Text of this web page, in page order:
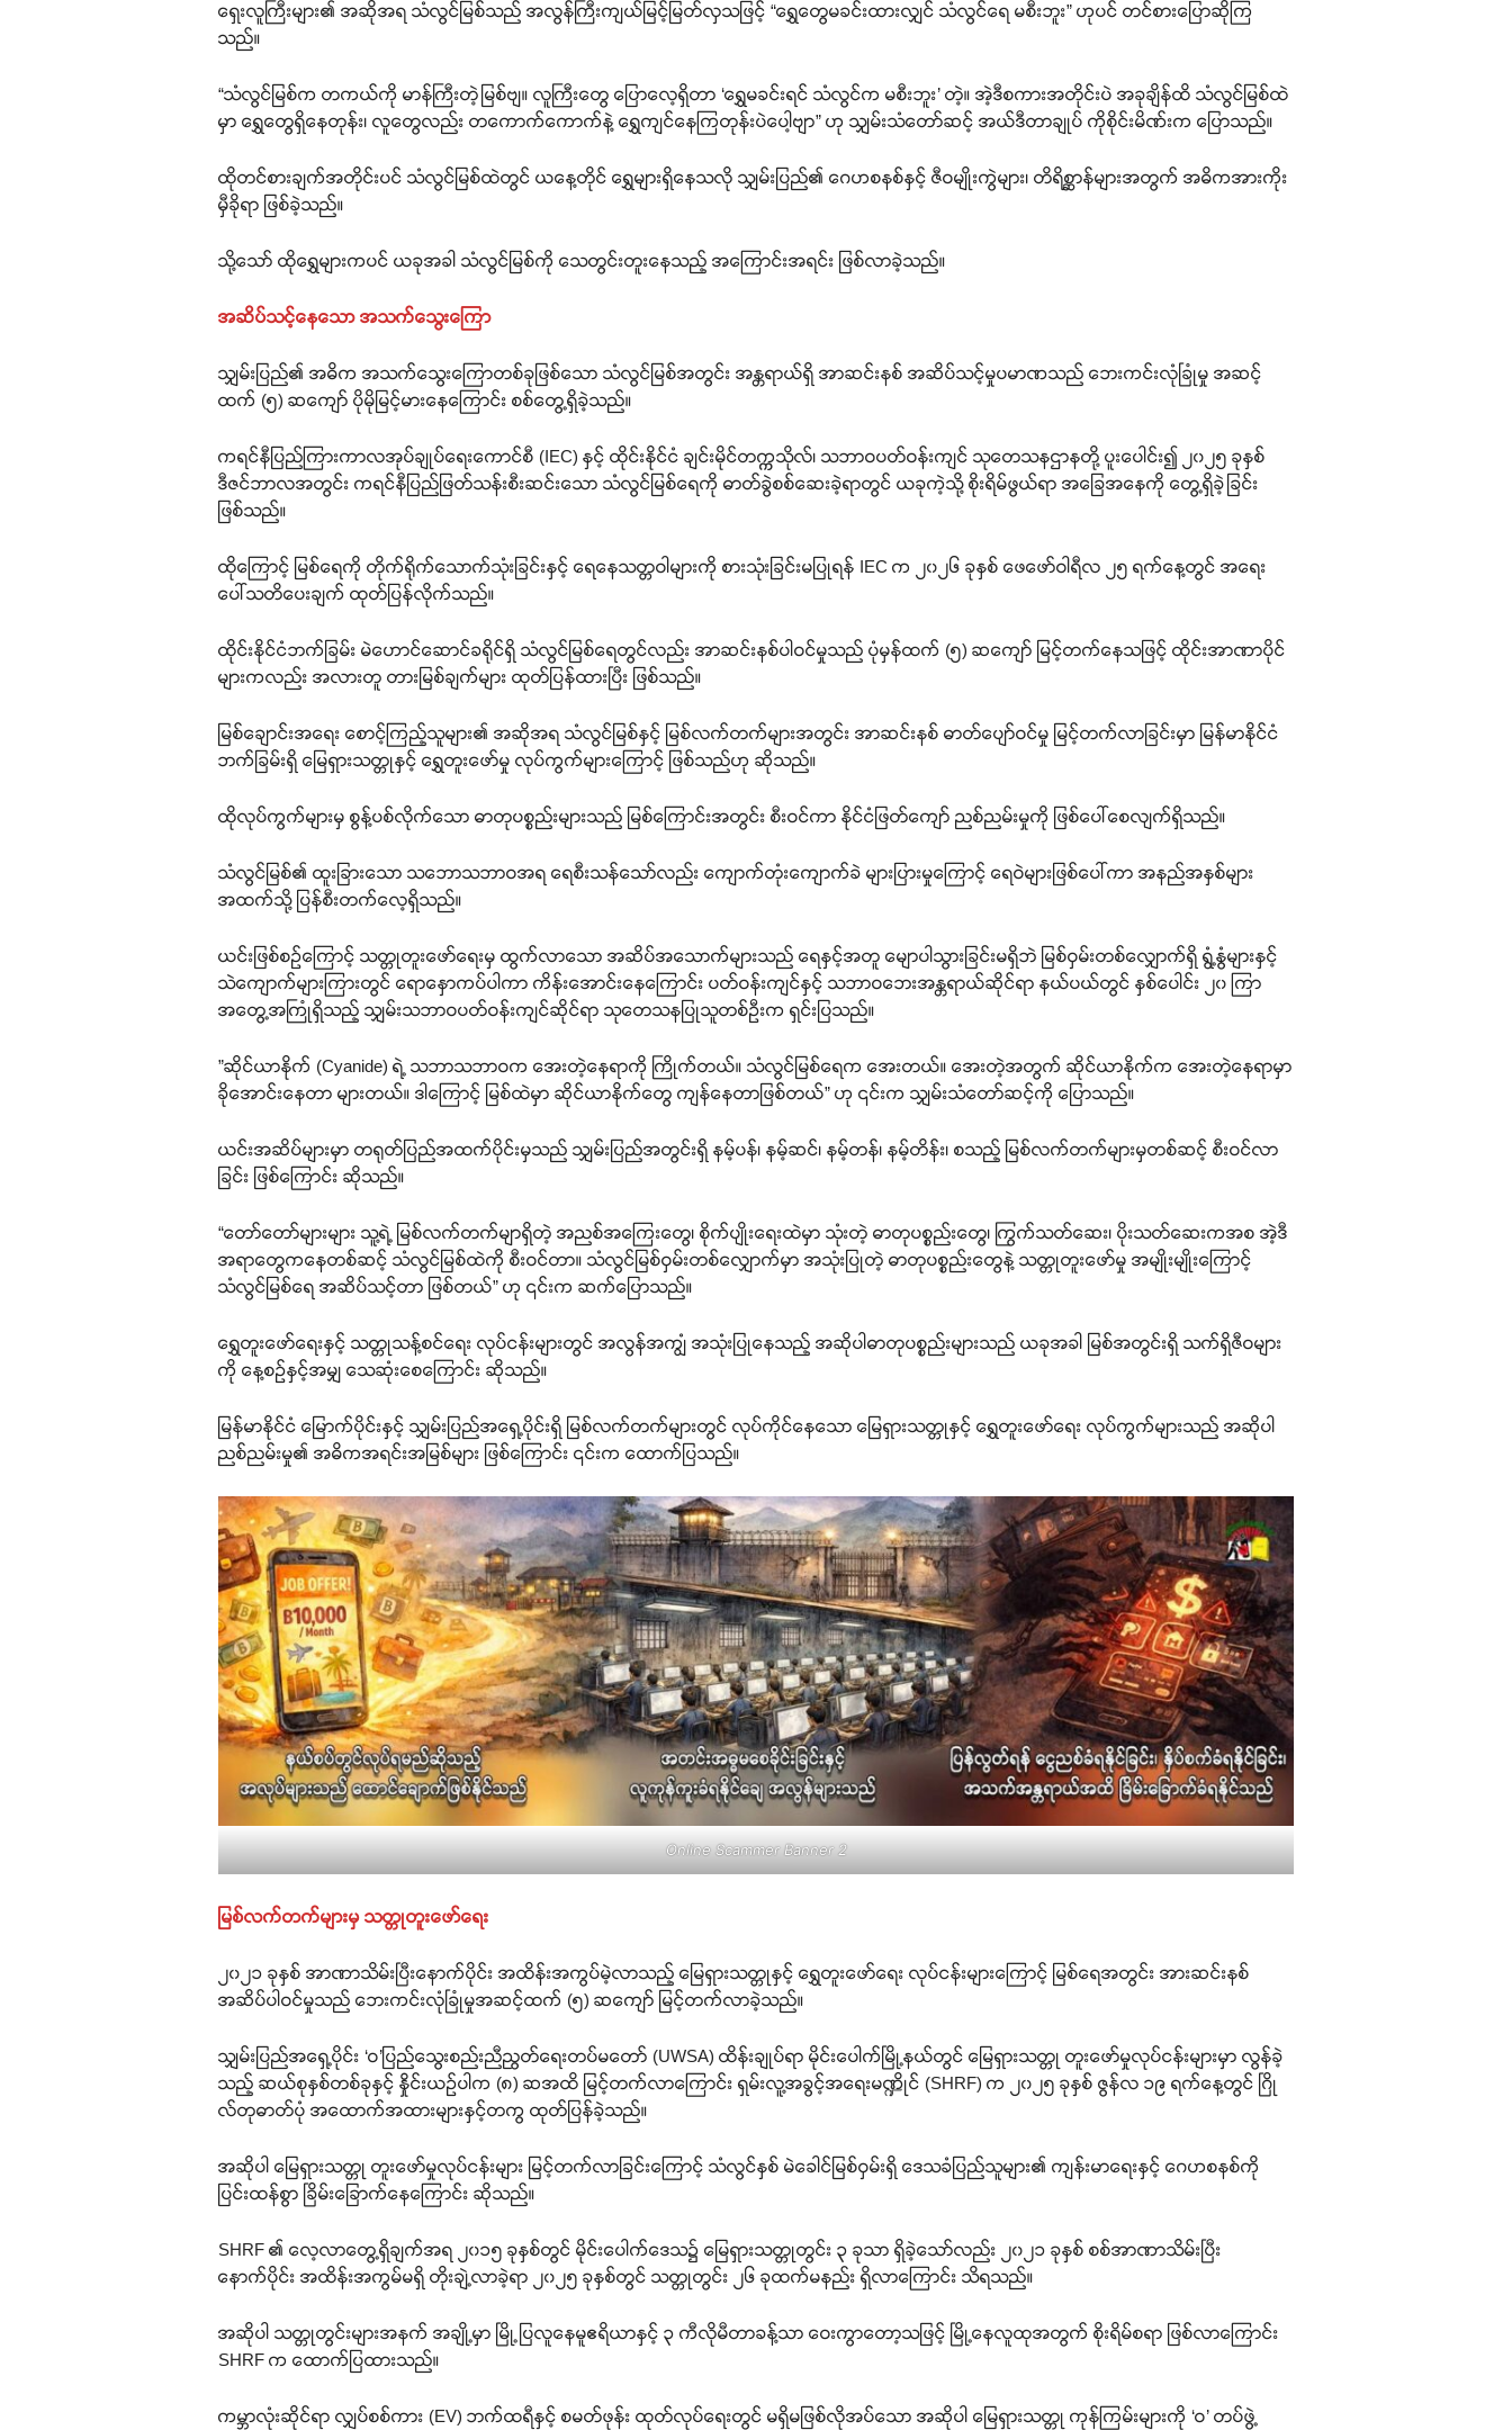
ရှေးလူကြီးများ၏ အဆိုအရ သံလွင်မြစ်သည် အလွန်ကြီးကျယ်မြင့်မြတ်လှသဖြင့် “ရွှေတွေမခင်းထားလျှင် သံလွင်ရေ မစီးဘူး” ဟုပင် တင်စားပြောဆိုကြ
သည်။
“သံလွင်မြစ်က တကယ်ကို မာန်ကြီးတဲ့မြစ်ဗျ။ လူကြီးတွေ ပြောလေ့ရှိတာ ‘ရွှေမခင်းရင် သံလွင်က မစီးဘူး’ တဲ့။ အဲ့ဒီစကားအတိုင်းပဲ အခုချိန်ထိ သံလွင်မြစ်ထဲ
မှာ ရွှေတွေရှိနေတုန်း၊ လူတွေလည်း တကောက်ကောက်နဲ့ ရွှေကျင်နေကြတုန်းပဲပေါ့ဗျာ” ဟု သျှမ်းသံတော်ဆင့် အယ်ဒီတာချုပ် ကိုစိုင်းမိဏ်းက ပြောသည်။
ထိုတင်စားချက်အတိုင်းပင် သံလွင်မြစ်ထဲတွင် ယနေ့တိုင် ရွှေများရှိနေသလို သျှမ်းပြည်၏ ဂေဟစနစ်နှင့် ဇီဝမျိုးကွဲများ၊ တိရိစ္ဆာန်များအတွက် အဓိကအားကိုး
မှီခိုရာ ဖြစ်ခဲ့သည်။
သို့သော် ထိုရွှေများကပင် ယခုအခါ သံလွင်မြစ်ကို သေတွင်းတူးနေသည့် အကြောင်းအရင်း ဖြစ်လာခဲ့သည်။
အဆိပ်သင့်နေသော အသက်သွေးကြော
သျှမ်းပြည်၏ အဓိက အသက်သွေးကြောတစ်ခုဖြစ်သော သံလွင်မြစ်အတွင်း အန္တရာယ်ရှိ အာဆင်းနစ် အဆိပ်သင့်မှုပမာဏသည် ဘေးကင်းလုံခြုံမှု အဆင့်
ထက် (၅) ဆကျော် ပိုမိုမြင့်မားနေကြောင်း စစ်တွေ့ရှိခဲ့သည်။
ကရင်နီပြည်ကြားကာလအုပ်ချုပ်ရေးကောင်စီ (IEC) နှင့် ထိုင်းနိုင်ငံ ချင်းမိုင်တက္ကသိုလ်၊ သဘာဝပတ်ဝန်းကျင် သုတေသနဌာနတို့ ပူးပေါင်း၍ ၂၀၂၅ ခုနှစ်
ဒီဇင်ဘာလအတွင်း ကရင်နီပြည်ဖြတ်သန်းစီးဆင်းသော သံလွင်မြစ်ရေကို ဓာတ်ခွဲစစ်ဆေးခဲ့ရာတွင် ယခုကဲ့သို့ စိုးရိမ်ဖွယ်ရာ အခြေအနေကို တွေ့ရှိခဲ့ခြင်း
ဖြစ်သည်။
ထိုကြောင့် မြစ်ရေကို တိုက်ရိုက်သောက်သုံးခြင်းနှင့် ရေနေသတ္တဝါများကို စားသုံးခြင်းမပြုရန် IEC က ၂၀၂၆ ခုနှစ် ဖေဖော်ဝါရီလ ၂၅ ရက်နေ့တွင် အရေး
ပေါ်သတိပေးချက် ထုတ်ပြန်လိုက်သည်။
ထိုင်းနိုင်ငံဘက်ခြမ်း မဲဟောင်ဆောင်ခရိုင်ရှိ သံလွင်မြစ်ရေတွင်လည်း အာဆင်းနစ်ပါဝင်မှုသည် ပုံမှန်ထက် (၅) ဆကျော် မြင့်တက်နေသဖြင့် ထိုင်းအာဏာပိုင်
များကလည်း အလားတူ တားမြစ်ချက်များ ထုတ်ပြန်ထားပြီး ဖြစ်သည်။
မြစ်ချောင်းအရေး စောင့်ကြည့်သူများ၏ အဆိုအရ သံလွင်မြစ်နှင့် မြစ်လက်တက်များအတွင်း အာဆင်းနစ် ဓာတ်ပျော်ဝင်မှု မြင့်တက်လာခြင်းမှာ မြန်မာနိုင်ငံ
ဘက်ခြမ်းရှိ မြေရှားသတ္တုနှင့် ရွှေတူးဖော်မှု လုပ်ကွက်များကြောင့် ဖြစ်သည်ဟု ဆိုသည်။
ထိုလုပ်ကွက်များမှ စွန့်ပစ်လိုက်သော ဓာတုပစ္စည်းများသည် မြစ်ကြောင်းအတွင်း စီးဝင်ကာ နိုင်ငံဖြတ်ကျော် ညစ်ညမ်းမှုကို ဖြစ်ပေါ်စေလျက်ရှိသည်။
သံလွင်မြစ်၏ ထူးခြားသော သဘောသဘာဝအရ ရေစီးသန်သော်လည်း ကျောက်တုံးကျောက်ခဲ များပြားမှုကြောင့် ရေဝဲများဖြစ်ပေါ်ကာ အနည်အနှစ်များ
အထက်သို့ ပြန်စီးတက်လေ့ရှိသည်။
ယင်းဖြစ်စဉ်ကြောင့် သတ္တုတူးဖော်ရေးမှ ထွက်လာသော အဆိပ်အသောက်များသည် ရေနှင့်အတူ မျောပါသွားခြင်းမရှိဘဲ မြစ်ဝှမ်းတစ်လျှောက်ရှိ ရွံ့နွံများနှင့်
သဲကျောက်များကြားတွင် ရောနှောကပ်ပါကာ ကိန်းအောင်းနေကြောင်း ပတ်ဝန်းကျင်နှင့် သဘာဝဘေးအန္တရာယ်ဆိုင်ရာ နယ်ပယ်တွင် နှစ်ပေါင်း ၂၀ ကြာ
အတွေ့အကြုံရှိသည့် သျှမ်းသဘာဝပတ်ဝန်းကျင်ဆိုင်ရာ သုတေသနပြုသူတစ်ဦးက ရှင်းပြသည်။
”ဆိုင်ယာနိုက် (Cyanide) ရဲ့ သဘာသဘာဝက အေးတဲ့နေရာကို ကြိုက်တယ်။ သံလွင်မြစ်ရေက အေးတယ်။ အေးတဲ့အတွက် ဆိုင်ယာနိုက်က အေးတဲ့နေရာမှာ
ခိုအောင်းနေတာ များတယ်။ ဒါကြောင့် မြစ်ထဲမှာ ဆိုင်ယာနိုက်တွေ ကျန်နေတာဖြစ်တယ်” ဟု ၎င်းက သျှမ်းသံတော်ဆင့်ကို ပြောသည်။
ယင်းအဆိပ်များမှာ တရုတ်ပြည်အထက်ပိုင်းမှသည် သျှမ်းပြည်အတွင်းရှိ နမ့်ပန်၊ နမ့်ဆင်၊ နမ့်တန်၊ နမ့်တိန်း၊ စသည့် မြစ်လက်တက်များမှတစ်ဆင့် စီးဝင်လာ
ခြင်း ဖြစ်ကြောင်း ဆိုသည်။
“တော်တော်များများ သူ့ရဲ့ မြစ်လက်တက်မျာရှိတဲ့ အညစ်အကြေးတွေ၊ စိုက်ပျိုးရေးထဲမှာ သုံးတဲ့ ဓာတုပစ္စည်းတွေ၊ ကြွက်သတ်ဆေး၊ ပိုးသတ်ဆေးကအစ အဲ့ဒီ
အရာတွေကနေတစ်ဆင့် သံလွင်မြစ်ထဲကို စီးဝင်တာ။ သံလွင်မြစ်ဝှမ်းတစ်လျှောက်မှာ အသုံးပြုတဲ့ ဓာတုပစ္စည်းတွေနဲ့ သတ္တုတူးဖော်မှု အမျိုးမျိုးကြောင့်
သံလွင်မြစ်ရေ အဆိပ်သင့်တာ ဖြစ်တယ်” ဟု ၎င်းက ဆက်ပြောသည်။
ရွှေတူးဖော်ရေးနှင့် သတ္တုသန့်စင်ရေး လုပ်ငန်းများတွင် အလွန်အကျွံ အသုံးပြုနေသည့် အဆိုပါဓာတုပစ္စည်းများသည် ယခုအခါ မြစ်အတွင်းရှိ သက်ရှိဇီဝများ
ကို နေ့စဉ်နှင့်အမျှ သေဆုံးစေကြောင်း ဆိုသည်။
မြန်မာနိုင်ငံ မြောက်ပိုင်းနှင့် သျှမ်းပြည်အရှေ့ပိုင်းရှိ မြစ်လက်တက်များတွင် လုပ်ကိုင်နေသော မြေရှားသတ္တုနှင့် ရွှေတူးဖော်ရေး လုပ်ကွက်များသည် အဆိုပါ
ညစ်ညမ်းမှု၏ အဓိကအရင်းအမြစ်များ ဖြစ်ကြောင်း ၎င်းက ထောက်ပြသည်။
Online Scammer Banner 2
မြစ်လက်တက်များမှ သတ္တုတူးဖော်ရေး
၂၀၂၁ ခုနှစ် အာဏာသိမ်းပြီးနောက်ပိုင်း အထိန်းအကွပ်မဲ့လာသည့် မြေရှားသတ္တုနှင့် ရွှေတူးဖော်ရေး လုပ်ငန်းများကြောင့် မြစ်ရေအတွင်း အားဆင်းနစ်
အဆိပ်ပါဝင်မှုသည် ဘေးကင်းလုံခြုံမှုအဆင့်ထက် (၅) ဆကျော် မြင့်တက်လာခဲ့သည်။
သျှမ်းပြည်အရှေ့ပိုင်း ‘ဝ’ပြည်သွေးစည်းညီညွတ်ရေးတပ်မတော် (UWSA) ထိန်းချုပ်ရာ မိုင်းပေါက်မြို့နယ်တွင် မြေရှားသတ္တု တူးဖော်မှုလုပ်ငန်းများမှာ လွန်ခဲ့
သည့် ဆယ်စုနှစ်တစ်ခုနှင့် နှိုင်းယဉ်ပါက (၈) ဆအထိ မြင့်တက်လာကြောင်း ရှမ်းလူ့အခွင့်အရေးမဏ္ဍိုင် (SHRF) က ၂၀၂၅ ခုနှစ် ဇွန်လ ၁၉ ရက်နေ့တွင် ဂြို
လ်တုဓာတ်ပုံ အထောက်အထားများနှင့်တကွ ထုတ်ပြန်ခဲ့သည်။
အဆိုပါ မြေရှားသတ္တု တူးဖော်မှုလုပ်ငန်းများ မြင့်တက်လာခြင်းကြောင့် သံလွင်နှစ် မဲခေါင်မြစ်ဝှမ်းရှိ ဒေသခံပြည်သူများ၏ ကျန်းမာရေးနှင့် ဂေဟစနစ်ကို
ပြင်းထန်စွာ ခြိမ်းခြောက်နေကြောင်း ဆိုသည်။
SHRF ၏ လေ့လာတွေ့ရှိချက်အရ ၂၀၁၅ ခုနှစ်တွင် မိုင်းပေါက်ဒေသ၌ မြေရှားသတ္တုတွင်း ၃ ခုသာ ရှိခဲ့သော်လည်း ၂၀၂၁ ခုနှစ် စစ်အာဏာသိမ်းပြီး
နောက်ပိုင်း အထိန်းအကွမ်မရှိ တိုးချဲ့လာခဲ့ရာ ၂၀၂၅ ခုနှစ်တွင် သတ္တုတွင်း ၂၆ ခုထက်မနည်း ရှိလာကြောင်း သိရသည်။
အဆိုပါ သတ္တုတွင်းများအနက် အချို့မှာ မြို့ပြလူနေမူဧရိယာနှင့် ၃ ကီလိုမီတာခန့်သာ ဝေးကွာတော့သဖြင့် မြို့နေလူထုအတွက် စိုးရိမ်စရာ ဖြစ်လာကြောင်း
SHRF က ထောက်ပြထားသည်။
ကမ္ဘာလုံးဆိုင်ရာ လျှပ်စစ်ကား (EV) ဘက်ထရီနှင့် စမတ်ဖုန်း ထုတ်လုပ်ရေးတွင် မရှိမဖြစ်လိုအပ်သော အဆိုပါ မြေရှားသတ္တု ကုန်ကြမ်းများကို ‘ဝ’ တပ်ဖွဲ့